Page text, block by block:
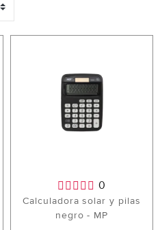
0
Calculadora solar y pilas
negro - MP